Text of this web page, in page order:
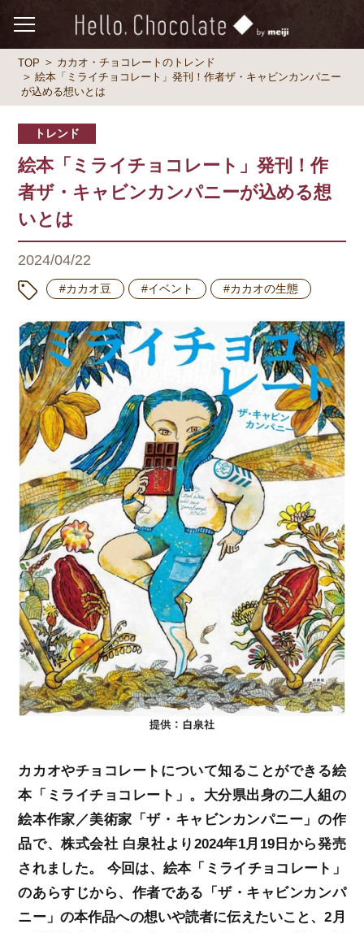
TOP
カカオ・チョコレートのトレンド
絵本「ミライチョコレート」発刊！作者ザ・キャビンカンパニー
が込める想いとは
トレンド
絵本「ミライチョコレート」発刊！作
者ザ・キャビンカンパニーが込める想
いとは
2024/04/22
#カカオ豆 #イベント #カカオの生態
カカオやチョコレートについて知ることができる絵
本「ミライチョコレート」。大分県出身の二人組の
絵本作家／美術家「ザ・キャビンカンパニー」の作
品で、株式会社 白泉社より2024年1月19日から発売
されました。 今回は、絵本「ミライチョコレート」
のあらすじから、作者である「ザ・キャビンカンパ
ニー」の本作品への想いや読者に伝えたいこと、2月